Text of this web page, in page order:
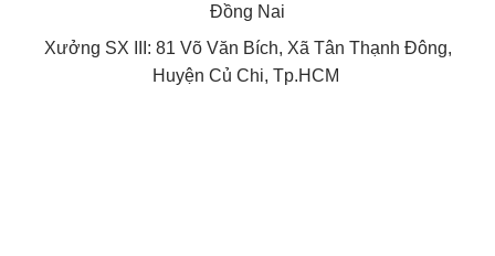
Đồng Nai
Xưởng SX III: 81 Võ Văn Bích, Xã Tân Thạnh Đông,
Huyện Củ Chi, Tp.HCM